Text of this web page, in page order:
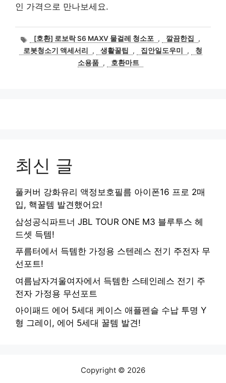
인 가격으로 만나보세요.
태
그
[호환] 로보락 S6 MAXV 물걸레 청소포 , 깔끔한집
,
로봇청소기 액세서리
, 생활꿀팁 , 집안일도우미 ,
청
소용품 , 호환마트
최신 글
풀커버 강화유리 액정보호필름 아이폰16 프로 2매
입, 핵꿀템 발견했어요!
삼성공식파트너 JBL TOUR ONE M3 블루투스 헤
드셋 득템!
푸름터에서 득템한 가정용 스텐레스 전기 주전자 무
선포트!
여름남자겨울여자에서 득템한 스테인레스 전기 주
전자 가정용 무선포트
아이패드 에어 5세대 케이스 애플펜슬 수납 투명 Y
형 그레이, 에어 5세대 꿀템 발견!
Copyright © 2026